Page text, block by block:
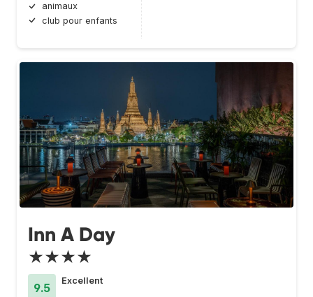
animaux
club pour enfants
Inn A Day
★★★★
9.5
Excellent